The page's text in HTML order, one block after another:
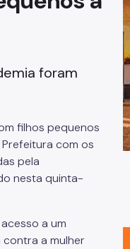
foram
filhos pequenos
com os
pela
nesta quinta-
a um
a mulher